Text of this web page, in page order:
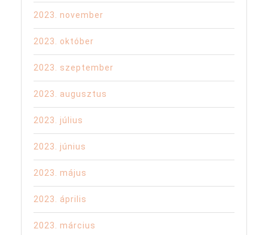
2023. november
2023. október
2023. szeptember
2023. augusztus
2023. július
2023. június
2023. május
2023. április
2023. március